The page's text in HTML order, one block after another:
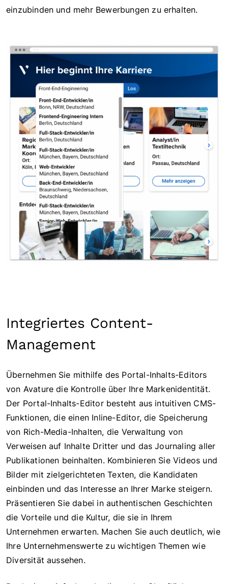
einzubinden und mehr Bewerbungen zu erhalten.
Integriertes Content-
Management
Übernehmen Sie mithilfe des Portal-Inhalts-Editors
von Avature die Kontrolle über Ihre Markenidentität.
Der Portal-Inhalts-Editor besteht aus intuitiven CMS-
Funktionen, die einen Inline-Editor, die Speicherung
von Rich-Media-Inhalten, die Verwaltung von
Verweisen auf Inhalte Dritter und das Journaling aller
Publikationen beinhalten. Kombinieren Sie Videos und
Bilder mit zielgerichteten Texten, die Kandidaten
einbinden und das Interesse an Ihrer Marke steigern.
Präsentieren Sie dabei in authentischen Geschichten
die Vorteile und die Kultur, die sie in Ihrem
Unternehmen erwarten. Machen Sie auch deutlich, wie
Ihre Unternehmenswerte zu wichtigen Themen wie
Diversität aussehen.